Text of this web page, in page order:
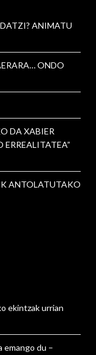
ANIMATU
ONDO
DA XABIER
ANTOLATUTAKO
ekintzak urrian
emango du –